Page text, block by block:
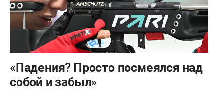
«Падения? Просто посмеялся над
собой и забыл»